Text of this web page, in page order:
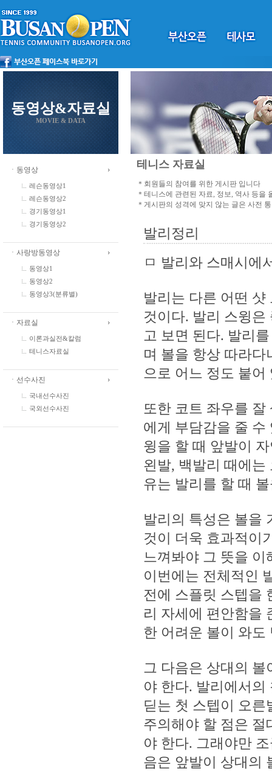
동영상&자료실
MOVIE & DATA
ㆍ동영상
레슨동영상1
레슨동영상2
경기동영상1
경기동영상2
ㆍ사랑방동영상
동영상1
동영상2
동영상3(분류별)
ㆍ자료실
이론과실전&칼럼
테니스자료실
ㆍ선수사진
국내선수사진
국외선수사진
테니스 자료실
＊회원들의 참여를 위한 게시판 입니다
＊테니스에 관련된 자료, 정보, 역사 등을
＊게시판의 성격에 맞지 않는 글은 사전
발리정리
ㅁ 발리와 스매시에
발리는 다른 어떤
것이다. 발리 스윙
고 보면 된다. 발리
며 볼을 항상 따라
으로 어느 정도 붙어
또한 코트 좌우를
에게 부담감을 줄 수
윙을 할 때 앞발이
왼발, 백발리 때에
유는 발리를 할 때
발리의 특성은 볼을
것이 더욱 효과적이
느껴봐야 그 뜻을
이번에는 전체적인
전에 스플릿 스텝을
리 자세에 편안함을
한 어려운 볼이 와도
그 다음은 상대의
야 한다. 발리에서
딛는 첫 스텝이 오
주의해야 할 점은 절
야 한다. 그래야만
음은 앞발이 상대의